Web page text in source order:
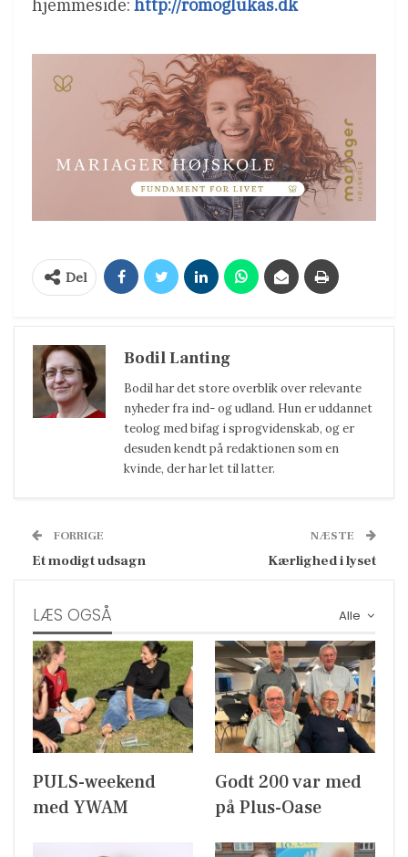
hjemmeside: http://romoglukas.dk
Del
Bodil Lanting
Bodil har det store overblik over relevante
nyheder fra ind- og udland. Hun er uddannet
teolog med bifag i sprogvidenskab, og er
desuden kendt på redaktionen som en
kvinde, der har let til latter.
FORRIGE
Et modigt udsagn
NÆSTE
Kærlighed i lyset
Alle
LÆS OGSÅ
PULS-weekend
med YWAM
Godt 200 var med
på Plus-Oase